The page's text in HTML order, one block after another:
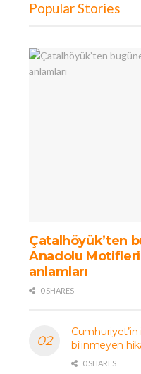
Popular Stories
Çatalhöyük’ten
Anadolu
anlamları
0 SHARES
Cumhuriyet’in
bilinmeyen
0 SHARES